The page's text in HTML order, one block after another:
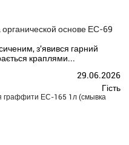
з'явився гарний
краплями...
29.06.2026
Гість
граффити ЕС-165 1л (смывка